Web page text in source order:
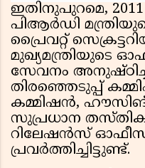
ഇതിനുപുറമെ,
പിആർഡി
പ്രൈവറ്റ്
മുഖ്യമന്ത്രിയുടെ
സേവനം
തിരഞ്ഞെടുപ്പ്
കമ്മിഷൻ,
സുപ്രധാന
റിലേഷൻസ്
പ്രവർത്തിച്ചിട്ടുണ്ട്.